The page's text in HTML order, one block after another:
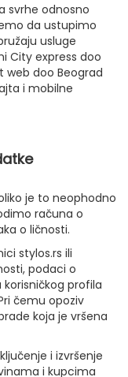
svrhe odnosno
da ustupimo
usluge
City express doo
web doo Beograd
i mobilne
je to neophodno
računa o
o ličnosti.
stylos.rs ili
podaci o
profila
čemu opoziv
koja je vršena
i izvršenje
i kupcima